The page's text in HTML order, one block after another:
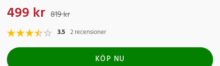
Nuvarande pris
499 kr 819 kr
3.5 2 recensioner
KÖP NU